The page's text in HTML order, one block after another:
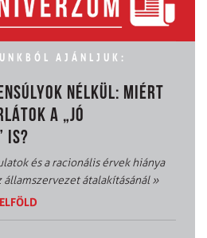
AJÁNLJUK:
NÉLKÜL: MIÉRT
A „JÓ
IS?
és a racionális érvek hiánya
államszervezet átalakításánál»